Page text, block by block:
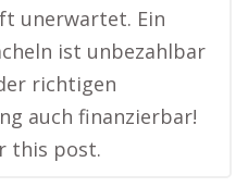
unerwartet. Ein
ist unbezahlbar
richtigen
auch finanzierbar!
this post.